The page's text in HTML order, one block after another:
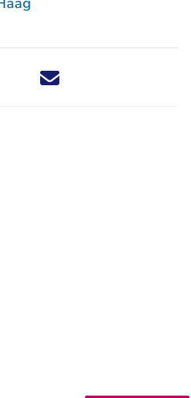
Deel dit nieuwsbericht via X -
Deel dit nieuwsbericht via
Deel dit nieuwsbericht
Deel dit
Rechtspraak.nl
verlaat Rechtspraak.nl
- U verlaat Rechtspraak.nl
- U verlaat Rechtspraak.nl
- U verlaat
hoogte' nieuwsbrief - U verlaat